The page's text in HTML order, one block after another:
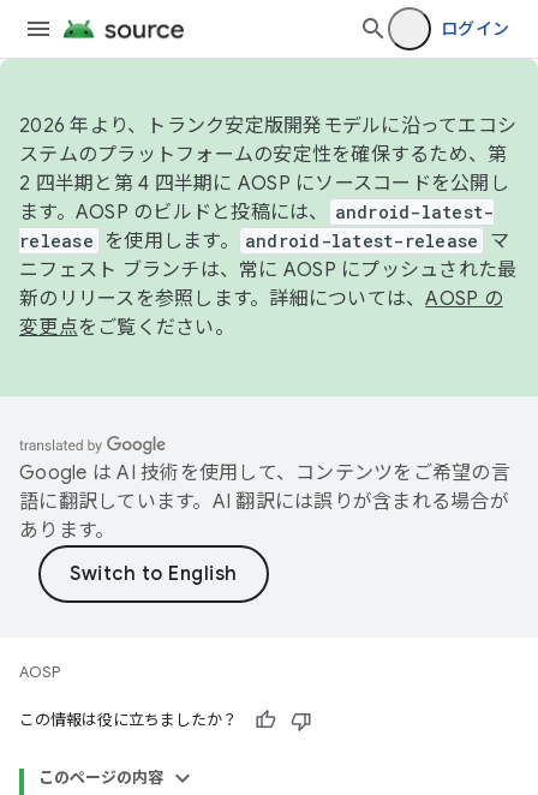
ログイン
2026 年より、トランク安定版開発モデルに沿ってエコシ
ステムのプラットフォームの安定性を確保するため、第
2 四半期と第 4 四半期に AOSP にソースコードを公開し
ます。AOSP のビルドと投稿には、
android-latest-
release
を使用します。 android-latest-release
マ
ニフェスト ブランチは、常に AOSP にプッシュされた最
新のリリースを参照します。詳細については、AOSP の
変更点をご覧ください。
Google は AI 技術を使用して、コンテンツをご希望の言
語に翻訳しています。AI 翻訳には誤りが含まれる場合が
あります。
AOSP
この情報は役に立ちましたか？
このページの内容